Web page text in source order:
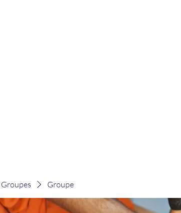
Groupes Groupe